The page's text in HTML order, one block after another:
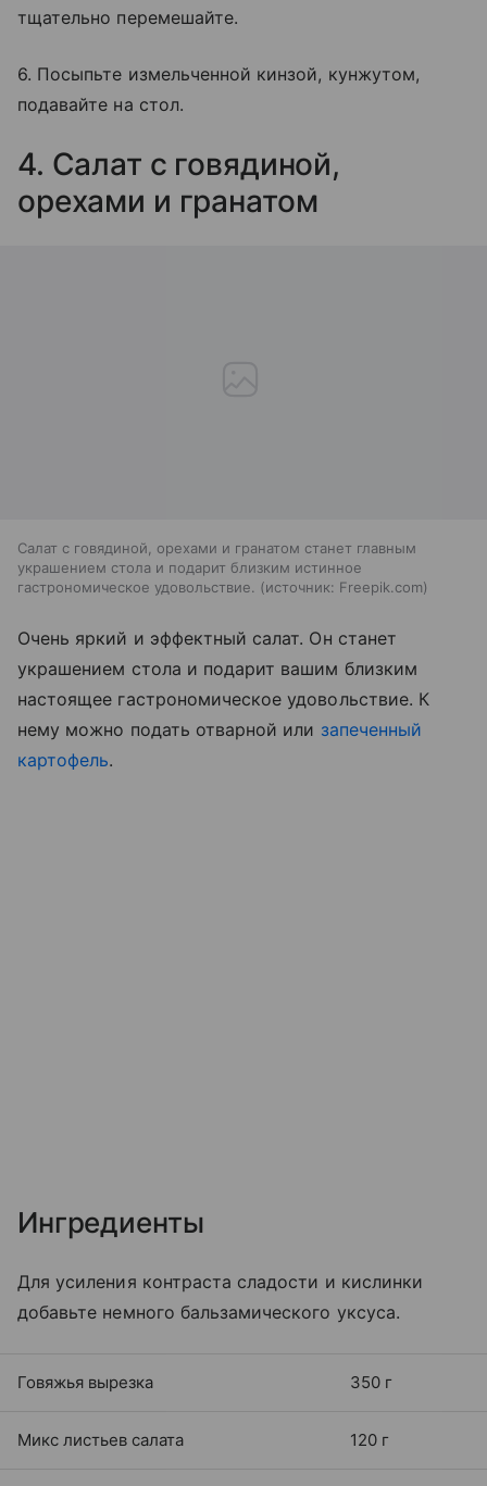
тщательно перемешайте.
6. Посыпьте измельченной кинзой, кунжутом,
подавайте на стол.
4. Салат с говядиной,
орехами и гранатом
Салат с говядиной, орехами и гранатом станет главным
украшением стола и подарит близким истинное
гастрономическое удовольствие.
источник: Freepik.com
Очень яркий и эффектный салат. Он станет
украшением стола и подарит вашим близким
настоящее гастрономическое удовольствие. К
нему можно подать отварной или запеченный
картофель.
Ингредиенты
Для усиления контраста сладости и кислинки
добавьте немного бальзамического уксуса.
Говяжья вырезка 350 г
Микс листьев салата 120 г